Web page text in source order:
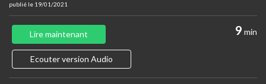
publié le 19/01/2021
9 min
Lire maintenant
Ecouter version Audio